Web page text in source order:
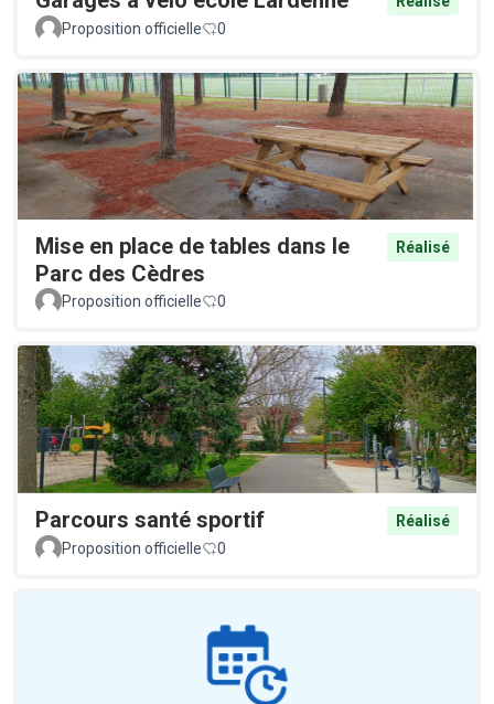
Proposition officielle
0
Mise en place de tables dans le
Parc des Cèdres
Réalisé
Proposition officielle 0
Parcours santé sportif
Réalisé
Proposition officielle
0